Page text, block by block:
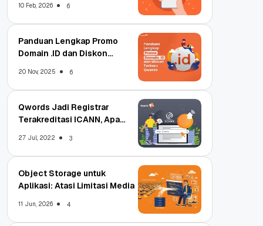
10 Feb, 2026 6
Panduan Lengkap Promo
Domain .ID dan Diskon
20 Nov, 2025 6
Qwords Jadi Registrar
Terakreditasi ICANN, Apa
27 Jul, 2022 3
Object Storage untuk
Aplikasi: Atasi Limitasi Media
11 Jun, 2026 4